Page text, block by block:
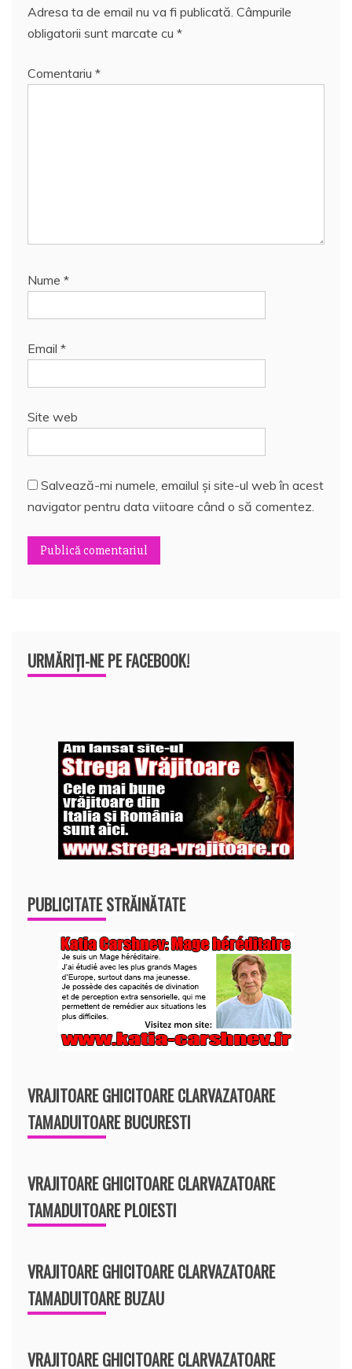
Adresa ta de email nu va fi publicată. Câmpurile
obligatorii sunt marcate cu *
Comentariu *
Nume *
Email *
Site web
Salvează-mi numele, emailul și site-ul web în acest
navigator pentru data viitoare când o să comentez.
URMĂRIȚI-NE PE FACEBOOK!
PUBLICITATE STRĂINĂTATE
VRAJITOARE GHICITOARE CLARVAZATOARE
TAMADUITOARE BUCURESTI
VRAJITOARE GHICITOARE CLARVAZATOARE
TAMADUITOARE PLOIESTI
VRAJITOARE GHICITOARE CLARVAZATOARE
TAMADUITOARE BUZAU
VRAJITOARE GHICITOARE CLARVAZATOARE